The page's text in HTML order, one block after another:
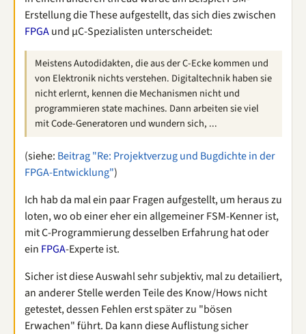
Erstellung die These aufgestellt, das sich dies zwischen
FPGAund µC-Spezialisten unterscheidet:
Meistens Autodidakten, die aus der C-Ecke kommen und
von Elektronik nichts verstehen. Digitaltechnik haben sie
nicht erlernt, kennen die Mechanismen nicht und
programmieren state machines. Dann arbeiten sie viel
mit Code-Generatoren und wundern sich, ...
(siehe: Beitrag "Re: Projektverzug und Bugdichte in der
FPGA-Entwicklung")
Ich hab da mal ein paar Fragen aufgestellt, um heraus zu
loten, wo ob einer eher ein allgemeiner FSM-Kenner ist,
mit C-Programmierung desselben Erfahrung hat oder
ein FPGA-Experte ist.
Sicher ist diese Auswahl sehr subjektiv, mal zu detailiert,
an anderer Stelle werden Teile des Know/Hows nicht
getestet, dessen Fehlen erst später zu "bösen
Erwachen" führt. Da kann diese Auflistung sicher